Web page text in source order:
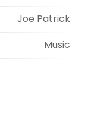
Joe Patrick
Music